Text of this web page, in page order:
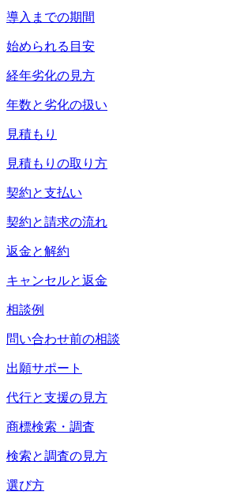
導入までの期間
始められる目安
経年劣化の見方
年数と劣化の扱い
見積もり
見積もりの取り方
契約と支払い
契約と請求の流れ
返金と解約
キャンセルと返金
相談例
問い合わせ前の相談
出願サポート
代行と支援の見方
商標検索・調査
検索と調査の見方
選び方